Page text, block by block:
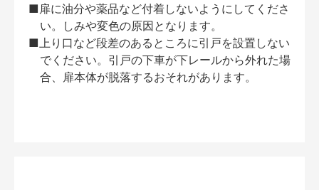
■扉に油分や薬品など付着しないようにしてくださ
い。しみや変色の原因となります。
■上り口など段差のあるところに引戸を設置しない
でください。引戸の下車が下レールから外れた場
合、扉本体が脱落するおそれがあります。